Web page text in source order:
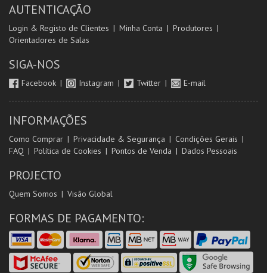
AUTENTICAÇÃO
Login & Registo de Clientes Minha Conta
Produtores
Orientadores de Salas
SIGA-NOS
Facebook Instagram Twitter E-mail
INFORMAÇÕES
Como Comprar Privacidade & Segurança
Condições Gerais
FAQ
Política de Cookies Pontos de Venda Dados Pessoais
PROJECTO
Quem Somos Visão Global
FORMAS DE PAGAMENTO: